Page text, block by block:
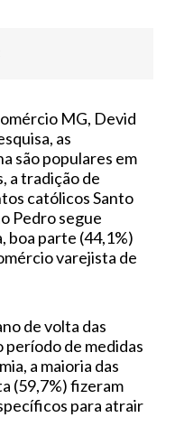
MG, Devid
as
são populares em
a tradição de
católicos Santo
Pedro segue
boa parte (44,1%)
varejista de
de volta das
período de medidas
a maioria das
(59,7%) fizeram
para atrair